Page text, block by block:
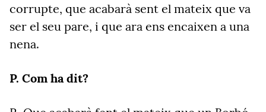
corrupte, que acabarà sent el mateix que va
ser el seu pare, i que ara ens encaixen a una
nena.
P. Com ha dit?